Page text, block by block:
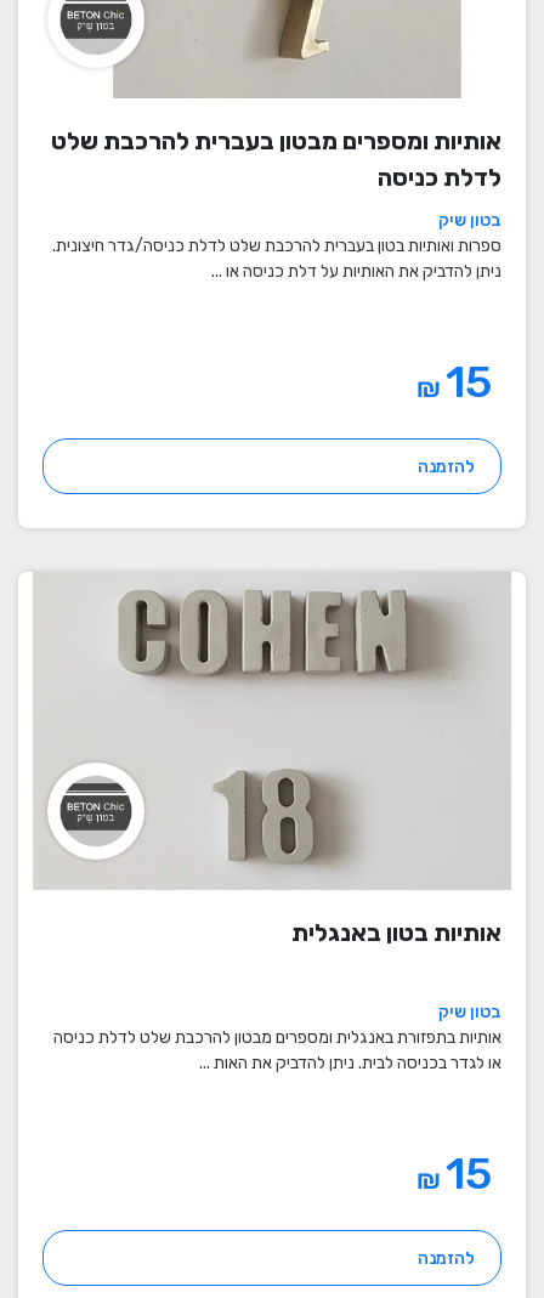
אותיות ומספרים מבטון בעברית להרכבת שלט
לדלת כניסה
בטון שיק
ספרות ואותיות בטון בעברית להרכבת שלט לדלת כניסה/גדר חיצונית.
ניתן להדביק את האותיות על דלת כניסה או ...
₪
להזמנה
אותיות בטון באנגלית
בטון שיק
אותיות בתפזורת באנגלית ומספרים מבטון להרכבת שלט לדלת כניסה
או לגדר בכניסה לבית. ניתן להדביק את האות ...
₪
להזמנה